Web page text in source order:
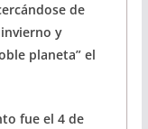
de
y
planeta” el
fue el 4 de